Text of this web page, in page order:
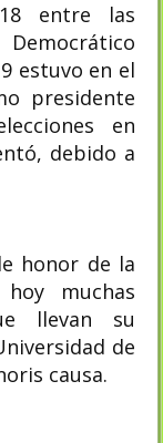
entre las
estuvo en el
presidente
en
debido a
honor de la
muchas
llevan su
de
causa.